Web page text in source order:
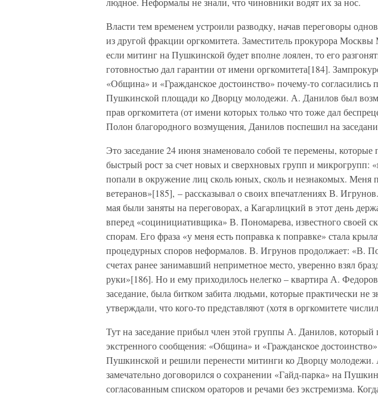
Власти тем временем устроили разводку, начав переговоры
из другой фракции оргкомитета. Заместитель прокурора
если митинг на Пушкинской будет вполне лоялен, то его
готовностью дал гарантии от имени оргкомитета[184].
«Община» и «Гражданское достоинство» почему-то согласились
Пушкинской площади ко Дворцу молодежи. А. Данилов был
прав оргкомитета (от имени которых только что тоже дал
Полон благородного возмущения, Данилов поспешил на
Это заседание 24 июня знаменовало собой те перемены, которые
быстрый рост за счет новых и сверхновых групп и микрогрупп:
попали в окружение лиц сколь юных, сколь и незнакомых. Меня
ветеранов»[185], – рассказывал о своих впечатлениях В.
мая были заняты на переговорах, а Кагарлицкий в этот день
вперед «социнициативщика» В. Пономарева, известного своей
спорам. Его фраза «у меня есть поправка к поправке» стала
процедурных споров неформалов. В. Игрунов продолжает: «В.
счетах ранее занимавший неприметное место, уверенно взял
руки»[186]. Но и ему приходилось нелегко – квартира А.
заседание, была битком забита людьми, которые практически не
утверждали, что кого-то представляют (хотя в оргкомитете
Тут на заседание прибыл член этой группы А. Данилов, который
экстренного сообщения: «Община» и «Гражданское
Пушкинской и решили перенести митинги ко Дворцу молодежи.
замечательно договорился о сохранении «Гайд-парка» на
согласованным списком ораторов и речами без экстремизма.